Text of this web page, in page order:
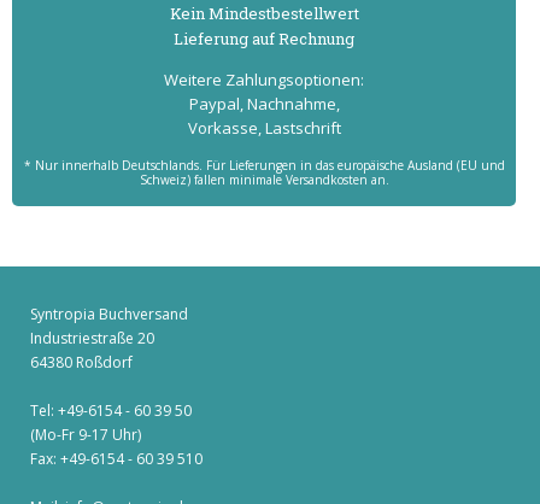
Kein Mindest­bestell­wert
Lieferung auf Rechnung
Weitere Zahlungs­optionen:
Paypal, Nachnahme,
Vorkasse, Lastschrift
* Nur innerhalb Deutschlands. Für Lieferungen in das europäische Ausland (EU und
Schweiz) fallen minimale Versandkosten an.
Syntropia Buchversand
Industriestraße 20
64380 Roßdorf
Tel: +49-6154 - 60 39 50
(Mo-Fr 9-17 Uhr)
Fax: +49-6154 - 60 39 510